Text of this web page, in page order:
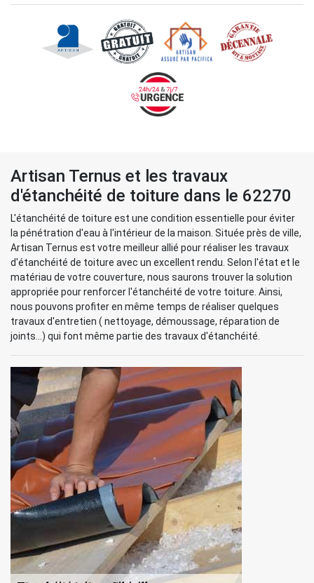
Artisan Ternus et les travaux
d'étanchéité de toiture dans le 62270
L'étanchéité de toiture est une condition essentielle pour éviter
la pénétration d'eau à l'intérieur de la maison. Située près de ville,
Artisan Ternus est votre meilleur allié pour réaliser les travaux
d'étanchéité de toiture avec un excellent rendu. Selon l'état et le
matériau de votre couverture, nous saurons trouver la solution
appropriée pour renforcer l'étanchéité de votre toiture. Ainsi,
nous pouvons profiter en même temps de réaliser quelques
travaux d'entretien ( nettoyage, démoussage, réparation de
joints...) qui font même partie des travaux d'étanchéité.